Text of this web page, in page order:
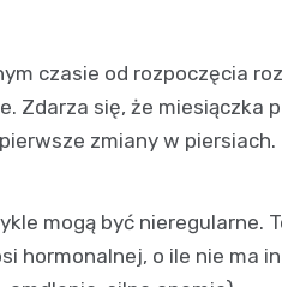
czasie od rozpoczęcia
Zdarza się, że miesiączka
zmiany w piersiach.
mogą być nieregularne.
hormonalnej, o ile nie ma